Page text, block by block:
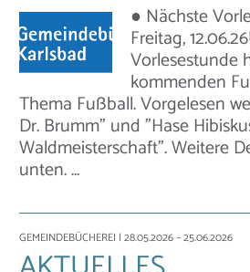
● Nächste
Freitag,
Vorlesestunde
kommenden
Thema Fußball. Vorgelesen
Dr. Brumm" und "Hase
Waldmeisterschaft". Weitere
unten. …
GEMEINDEBÜCHEREI | 28.05.2026 – 25.06.2026